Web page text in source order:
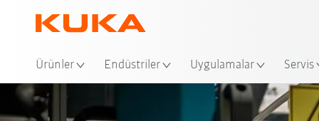
Ürünler Endüstriler Uygulamalar Servis